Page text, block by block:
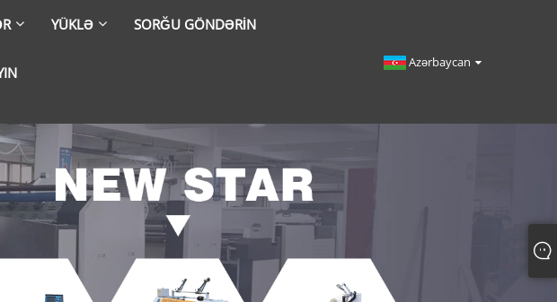
YÜKLƏ SORĞU GÖNDƏRIN
Azərbaycan